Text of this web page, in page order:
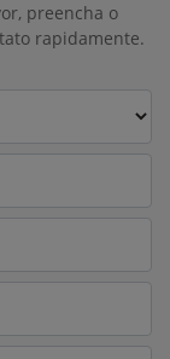
preencha o
rapidamente.